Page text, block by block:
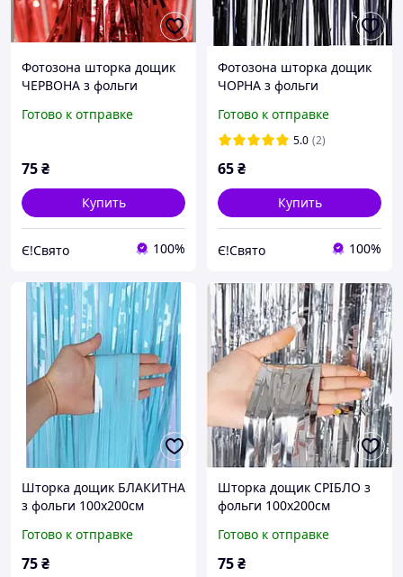
Фотозона шторка дощик
ЧЕРВОНА з фольги
Готово к отправке
75₴
Купить
Є!Свято 100%
Фотозона шторка дощик
ЧОРНА з фольги
Готово к отправке
5.0 (2)
65₴
Купить
Є!Свято 100%
Шторка дощик БЛАКИТНА
з фольги 100х200см
Готово к отправке
75₴
Шторка дощик СРІБЛО з
фольги 100х200см
Готово к отправке
75₴